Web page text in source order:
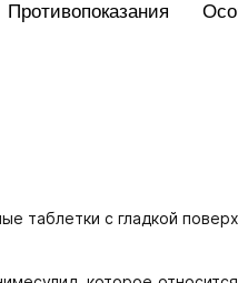
Противопоказания
таблетки с гладкой